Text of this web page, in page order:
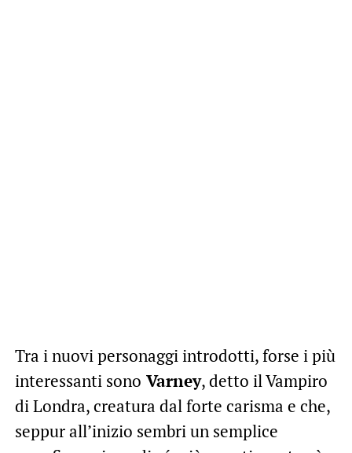
Tra i nuovi personaggi introdotti, forse i più
interessanti sono Varney, detto il Vampiro
di Londra, creatura dal forte carisma e che,
seppur all’inizio sembri un semplice